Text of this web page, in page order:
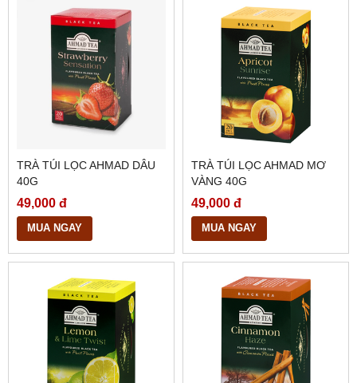
TRÀ TÚI LỌC AHMAD DÂU
40G
49,000 đ
MUA NGAY
TRÀ TÚI LỌC AHMAD MƠ
VÀNG 40G
49,000 đ
MUA NGAY